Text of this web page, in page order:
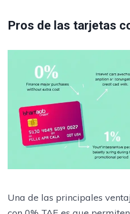
Pros de las tarjetas
Una de las principales